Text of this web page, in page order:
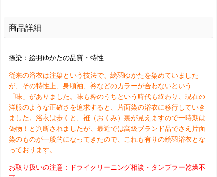
商品詳細
捺染：絵羽ゆかたの品質・特性
従来の浴衣は注染という技法で、絵羽ゆかたを染めていました
が、その特性上、身頃袖、衿などのカラーが合わないという
「味」がありました。味も粋のうちという時代も終わり、現在の
洋服のような正確さを追求すると、片面染の浴衣に移行していき
ました。浴衣は歩くと、袵（おくみ）裏が見えますので一時期は
偽物！と判断されましたが、最近では高級ブランド品でさえ片面
染のものが一般的になってきたので、これも有りの絵羽浴衣とな
っております。
お取り扱いの注意：ドライクリーニング相談・タンブラー乾燥不